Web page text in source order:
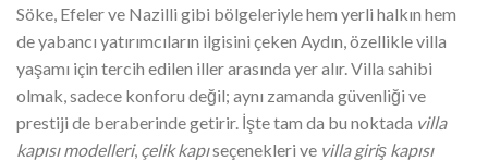
Söke, Efeler ve Nazilli gibi bölgeleriyle hem yerli halkın hem
de yabancı yatırımcıların ilgisini çeken Aydın, özellikle villa
yaşamı için tercih edilen iller arasında yer alır. Villa sahibi
olmak, sadece konforu değil; aynı zamanda güvenliği ve
prestiji de beraberinde getirir. İşte tam da bu noktada villa
kapısı modelleri, çelik kapıseçenekleri ve villa giriş kapısı